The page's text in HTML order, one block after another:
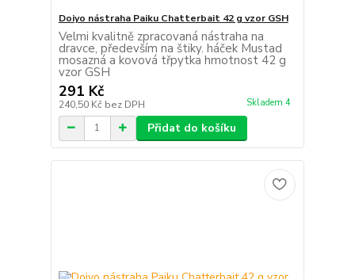
Doiyo nástraha Paiku Chatterbait 42 g vzor GSH
Velmi kvalitně zpracovaná nástraha na
dravce, především na štiky. háček Mustad
mosazná a kovová třpytka hmotnost 42 g
vzor GSH
291 Kč
240,50 Kč bez DPH Skladem 4
Přidat do košíku